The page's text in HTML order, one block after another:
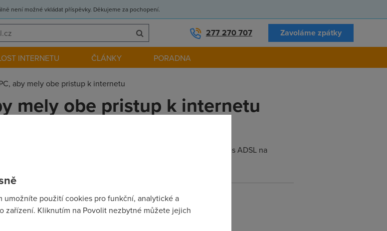
není možné vkládat příspěvky. Děkujeme za pochopení.
277 270 707 Zavoláme zpátky
INTERNETU ČLÁNKY PORADNA
aby mely obe pristup k internetu
mely obe pristup k internetu
pro propojeni dvou pocitacu, tak aby oba mohly pristupovat pres ADSL na
Dekuji
kříženým kabelem. Případně sdílení ve Win98SE/XP.
umožníte použití cookies pro funkční, analytické a
zařízení. Kliknutím na Povolit nezbytné můžete jejich